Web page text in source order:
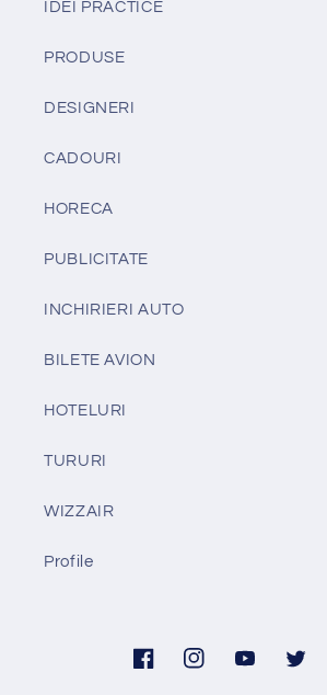
IDEI PRACTICE
PRODUSE
DESIGNERI
CADOURI
HORECA
PUBLICITATE
INCHIRIERI AUTO
BILETE AVION
HOTELURI
TURURI
WIZZAIR
Profile
FacebookInstagramYouTube